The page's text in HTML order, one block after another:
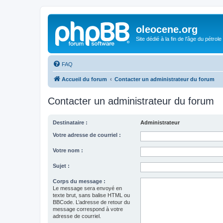
oleocene.org
Site dédié à la fin de l'âge du pétrole
FAQ
Accueil du forum Contacter un administrateur du forum
Contacter un administrateur du forum
Destinataire : Administrateur
Votre adresse de courriel :
Votre nom :
Sujet :
Corps du message :
Le message sera envoyé en
texte brut, sans balise HTML ou
BBCode. L’adresse de retour du
message correspond à votre
adresse de courriel.